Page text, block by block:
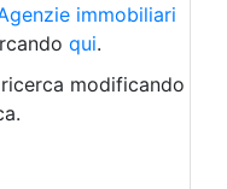
immobiliari
qui.
modificando